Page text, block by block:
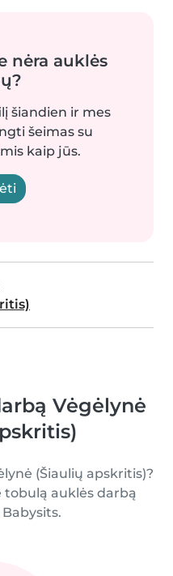
nėra auklės
šiandien ir mes
šeimas su
kaip jūs.
Vėgėlynė
(Šiaulių apskritis)?
tobulą auklės darbą